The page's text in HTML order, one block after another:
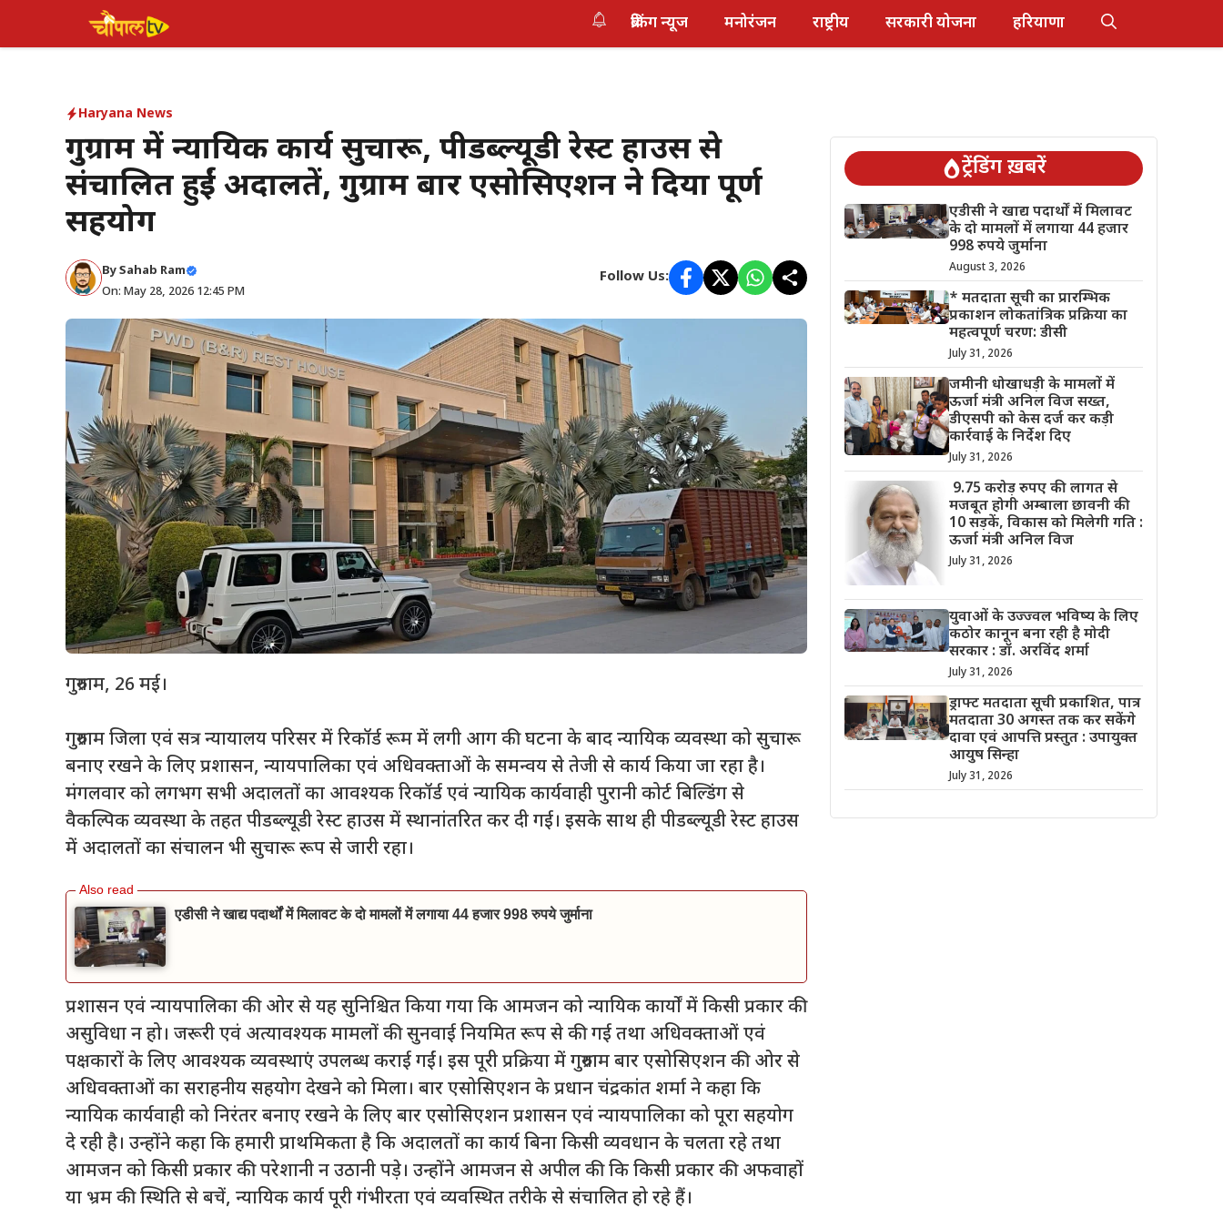
ब्रेकिंग न्यूज मनोरंजन राष्ट्रीय सरकारी योजना हरियाणा
Haryana News
गुरुग्राम में न्यायिक कार्य सुचारू, पीडब्ल्यूडी रेस्ट हाउस से
संचालित हुईं अदालतें, गुरुग्राम बार एसोसिएशन ने दिया पूर्ण
सहयोग
By Sahab Ram
On: May 28, 2026 12:45 PM
Follow Us:
गुरुग्राम, 26 मई।
गुरुग्राम जिला एवं सत्र न्यायालय परिसर में रिकॉर्ड रूम में लगी आग की घटना के बाद न्यायिक व्यवस्था को सुचारू
बनाए रखने के लिए प्रशासन, न्यायपालिका एवं अधिवक्ताओं के समन्वय से तेजी से कार्य किया जा रहा है।
मंगलवार को लगभग सभी अदालतों का आवश्यक रिकॉर्ड एवं न्यायिक कार्यवाही पुरानी कोर्ट बिल्डिंग से
वैकल्पिक व्यवस्था के तहत पीडब्ल्यूडी रेस्ट हाउस में स्थानांतरित कर दी गई। इसके साथ ही पीडब्ल्यूडी रेस्ट हाउस
में अदालतों का संचालन भी सुचारू रूप से जारी रहा।
एडीसी ने खाद्य पदार्थों में मिलावट के दो मामलों में लगाया 44 हजार 998 रुपये जुर्माना
प्रशासन एवं न्यायपालिका की ओर से यह सुनिश्चित किया गया कि आमजन को न्यायिक कार्यों में किसी प्रकार की
असुविधा न हो। जरूरी एवं अत्यावश्यक मामलों की सुनवाई नियमित रूप से की गई तथा अधिवक्ताओं एवं
पक्षकारों के लिए आवश्यक व्यवस्थाएं उपलब्ध कराई गईं। इस पूरी प्रक्रिया में गुरुग्राम बार एसोसिएशन की ओर से
अधिवक्ताओं का सराहनीय सहयोग देखने को मिला। बार एसोसिएशन के प्रधान चंद्रकांत शर्मा ने कहा कि
न्यायिक कार्यवाही को निरंतर बनाए रखने के लिए बार एसोसिएशन प्रशासन एवं न्यायपालिका को पूरा सहयोग
दे रही है। उन्होंने कहा कि हमारी प्राथमिकता है कि अदालतों का कार्य बिना किसी व्यवधान के चलता रहे तथा
आमजन को किसी प्रकार की परेशानी न उठानी पड़े। उन्होंने आमजन से अपील की कि किसी प्रकार की अफवाहों
या भ्रम की स्थिति से बचें, न्यायिक कार्य पूरी गंभीरता एवं व्यवस्थित तरीके से संचालित हो रहे हैं।
ट्रेंडिंग ख़बरें
एडीसी ने खाद्य पदार्थों में मिलावट
के दो मामलों में लगाया 44 हजार
998 रुपये जुर्माना
August 3, 2026
* मतदाता सूची का प्रारम्भिक
प्रकाशन लोकतांत्रिक प्रक्रिया का
महत्वपूर्ण चरण: डीसी
July 31, 2026
जमीनी धोखाधड़ी के मामलों में
ऊर्जा मंत्री अनिल विज सख्त,
डीएसपी को केस दर्ज कर कड़ी
कार्रवाई के निर्देश दिए
July 31, 2026
9.75 करोड़ रुपए की लागत से
मजबूत होगी अम्बाला छावनी की
10 सड़कें, विकास को मिलेगी गति :
ऊर्जा मंत्री अनिल विज
July 31, 2026
युवाओं के उज्ज्वल भविष्य के लिए
कठोर कानून बना रही है मोदी
सरकार : डॉ. अरविंद शर्मा
July 31, 2026
ड्राफ्ट मतदाता सूची प्रकाशित, पात्र
मतदाता 30 अगस्त तक कर सकेंगे
दावा एवं आपत्ति प्रस्तुत : उपायुक्त
आयुष सिन्हा
July 31, 2026